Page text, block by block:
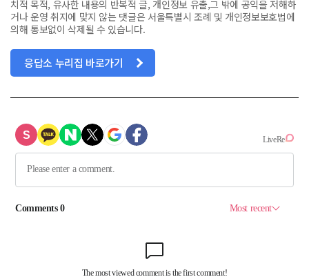
치적 목적, 유사한 내용의 반복적 글, 개인정보 유출,그 밖에 공익을 저해하
거나 운영 취지에 맞지 않는 댓글은 서울특별시 조례 및 개인정보보호법에
의해 통보없이 삭제될 수 있습니다.
응답소 누리집 바로가기